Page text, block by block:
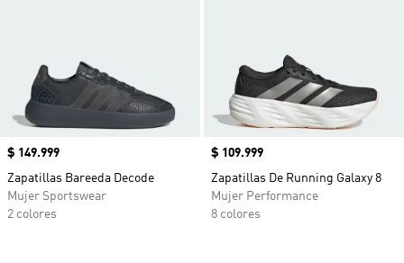
Precio
$ 149.999
Zapatillas Bareeda Decode
Mujer Sportswear
2 colores
Precio
$ 109.999
Zapatillas De Running Galaxy 8
Mujer Performance
8 colores